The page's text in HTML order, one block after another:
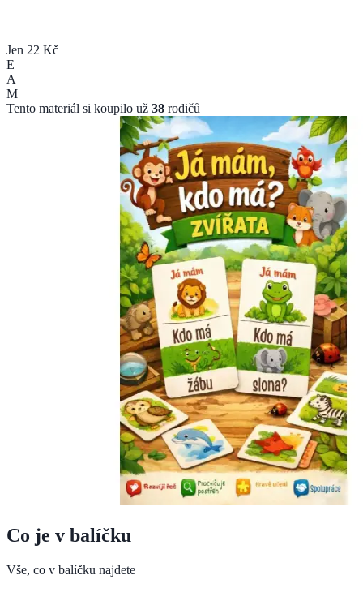
Jen 22 Kč
E
A
M
Tento materiál si koupilo už 38 rodičů
Co je v balíčku
Vše, co v balíčku najdete